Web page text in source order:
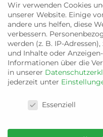
Bündnis C –
Landesverband
Landesgeschäftsstelle
38518 Gifhorn
Der
Wir verwenden Cookies
unserer Website. Einige
andere uns helfen, diese
verbessern.
werden (z. B. IP-
und Inhalte oder
Informationen über die
in unserer
jederzeit unter
Essenziell